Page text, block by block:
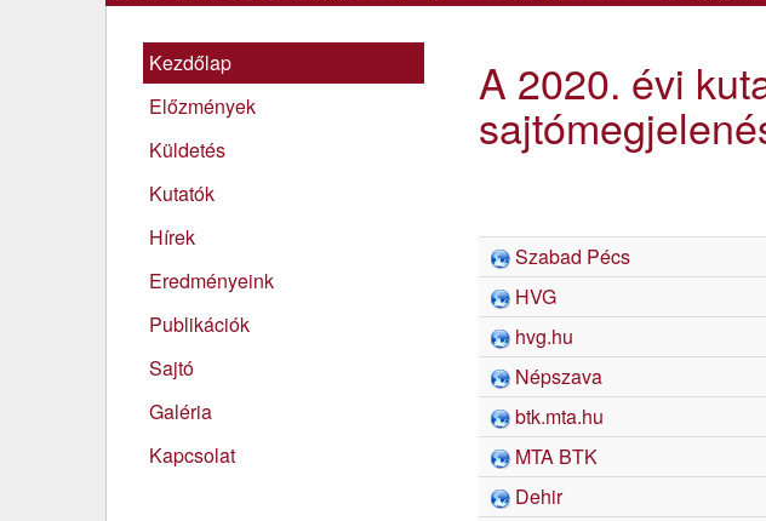
A 2020. évi
Szabad Pécs
HVG
hvg.hu
Népszava
btk.mta.hu
MTA BTK
Dehir
Kezdőlap
Előzmények
Küldetés
Kutatók
Hírek
Eredményeink
Publikációk
Sajtó
Galéria
Kapcsolat